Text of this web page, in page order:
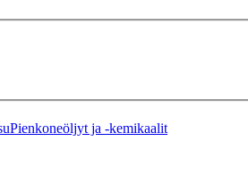
Pienkoneöljyt ja -kemikaalit